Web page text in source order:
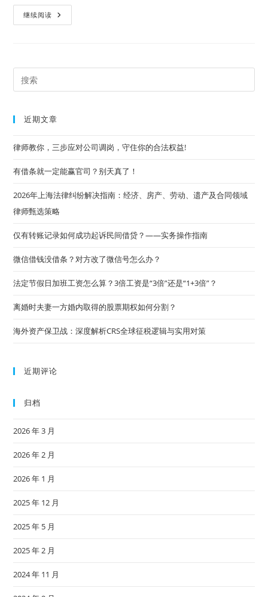
继续阅读 人
工
何
律
案？
近期文章
律师教你，三步应对公司调岗，守住你的合法权益!
有借条就一定能赢官司？别天真了！
2026年上海法律纠纷解决指南：经济、房产、劳动、遗产及合同领域
律师甄选策略
仅有转账记录如何成功起诉民间借贷？——实务操作指南
微信借钱没借条？对方改了微信号怎么办？
法定节假日加班工资怎么算？3倍工资是“3倍”还是“1+3倍”？
离婚时夫妻一方婚内取得的股票期权如何分割？
海外资产保卫战：深度解析CRS全球征税逻辑与实用对策
近期评论
归档
2026 年 3 月
2026 年 2 月
2026 年 1 月
2025 年 12 月
2025 年 5 月
2025 年 2 月
2024 年 11 月